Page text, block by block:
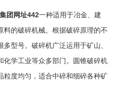
团网址442一种适用于冶金、建
料的破碎机械。根据破碎原理的不
型号。破碎机广泛运用于矿山、
学工业等众多部门。 圆锥破碎机
粒度均匀，适合中碎和细碎各种矿